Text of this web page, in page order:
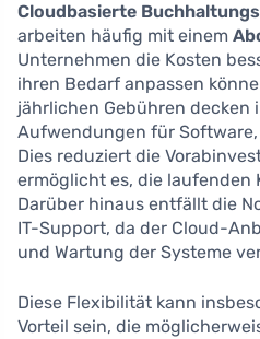
Cloudbasierte
arbeiten häufig mit einem
Unternehmen die Kosten
ihren Bedarf anpassen
jährlichen Gebühren decken
Aufwendungen für
Dies reduziert die
ermöglicht es, die laufenden
Darüber hinaus entfällt die
IT-Support, da der Cloud-
und Wartung der Systeme
Diese Flexibilität kann
Vorteil sein, die